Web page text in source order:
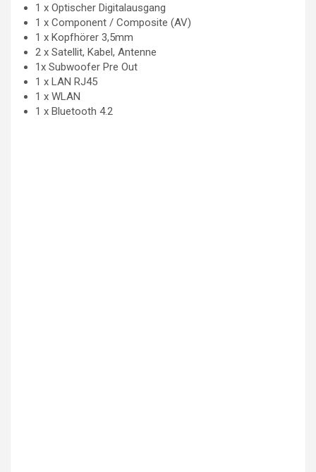
1 x Optischer Digitalausgang
1 x Component / Composite (AV)
1 x Kopfhörer 3,5mm
2 x Satellit, Kabel, Antenne
1x Subwoofer Pre Out
1 x LAN RJ45
1 x WLAN
1 x Bluetooth 4.2